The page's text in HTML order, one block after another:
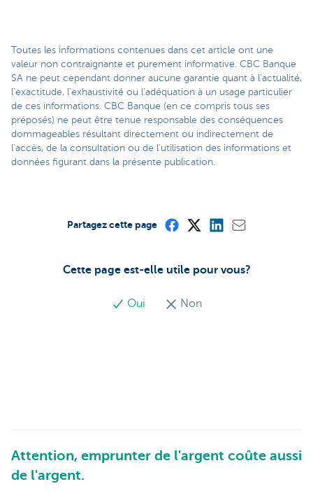
Toutes les informations contenues dans cet article ont une
valeur non contraignante et purement informative. CBC Banque
SA ne peut cependant donner aucune garantie quant à l'actualité,
l'exactitude, l'exhaustivité ou l'adéquation à un usage particulier
de ces informations. CBC Banque (en ce compris tous ses
préposés) ne peut être tenue responsable des conséquences
dommageables résultant directement ou indirectement de
l’accès, de la consultation ou de l’utilisation des informations et
données figurant dans la présente publication.
Cette page est-elle utile pour vous?
Oui Non
Partagez cette page
Attention, emprunter de l'argent coûte aussi
de l'argent.